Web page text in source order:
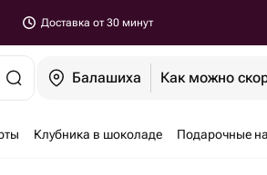
Доставка от 30 минут
Балашиха Как можно
Клубника в шоколаде Подарочные